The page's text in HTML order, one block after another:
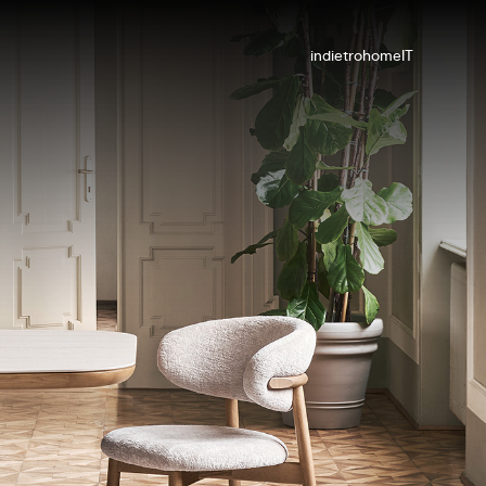
indietrohomeIT